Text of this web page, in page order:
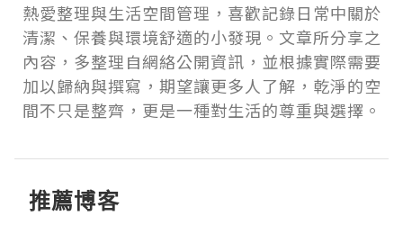
熱愛整理與生活空間管理，喜歡記錄日常中關於
清潔、保養與環境舒適的小發現。文章所分享之
內容，多整理自網絡公開資訊，並根據實際需要
加以歸納與撰寫，期望讓更多人了解，乾淨的空
間不只是整齊，更是一種對生活的尊重與選擇。
推薦博客